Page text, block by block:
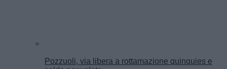
Pozzuoli, via libera a rottamazione quinquies e